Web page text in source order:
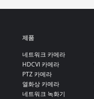
제품
네트워크 카메라
HDCVI 카메라
PTZ 카메라
열화상 카메라
네트워크 녹화기